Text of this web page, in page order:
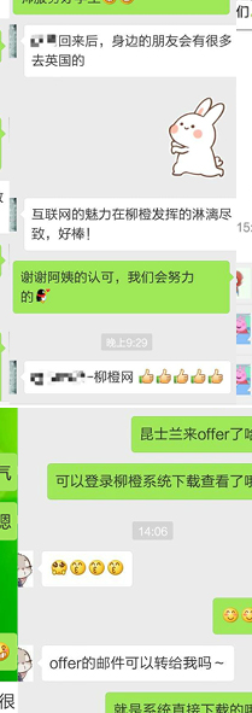
这 些机构拥有数十年的行业服务经验，积累
的诚恳委托，为您全 力护航，助您开启美妙
查 看申请进展到哪个环节，接下来还有哪些
放心更有保障。您在 任何环节有任何疑问，
城 官方联系电话4008-900-916提出申诉。
鉴 定。一旦评审委员会认定留学申请服务不
cs@51liucheng.com，我们将在最快的时间
致 电柳橙留学商城官方联系电话4008-900-
改或取消订单。
网 友讨论等内容，是柳橙网重要的经营资
性 准确性和合法性由信息拥有者（机构）负
这 些机构拥有数十年的行业服务经验，积累
的诚恳委托，为您全 力护航，助您开启美妙
查 看申请进展到哪个环节，接下来还有哪些
放心更有保障。您在 任何环节有任何疑问，
是后期还会要我补交其他费用呢？
城 官方联系电话4008-900-916提出申诉。
鉴 定。一旦评审委员会认定留学申请服务不
cs@51liucheng.com，我们将在最快的时间